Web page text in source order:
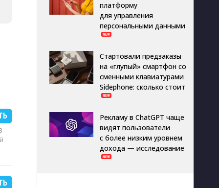
платформу
для управления
персональными данными
Стартовали предзаказы
на «глупый» смартфон со
сменными клавиатурами
Sidephone: сколько стоит
Рекламу в ChatGPT чаще
видят пользователи
с более низким уровнем
дохода — исследование